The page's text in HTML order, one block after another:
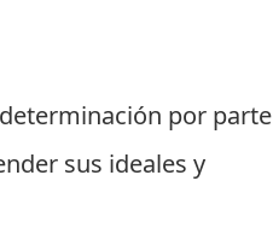
por parte
sus ideales y